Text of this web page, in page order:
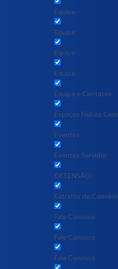
Equipe
Equipe
Equipe
Equipe
Equipe e Contatos
Espaços Físicos
Eventos
Eventos Servidor
EXTENSÃO
Extratos de
Fale Conosco
Fale Conosco
Fale Conosco